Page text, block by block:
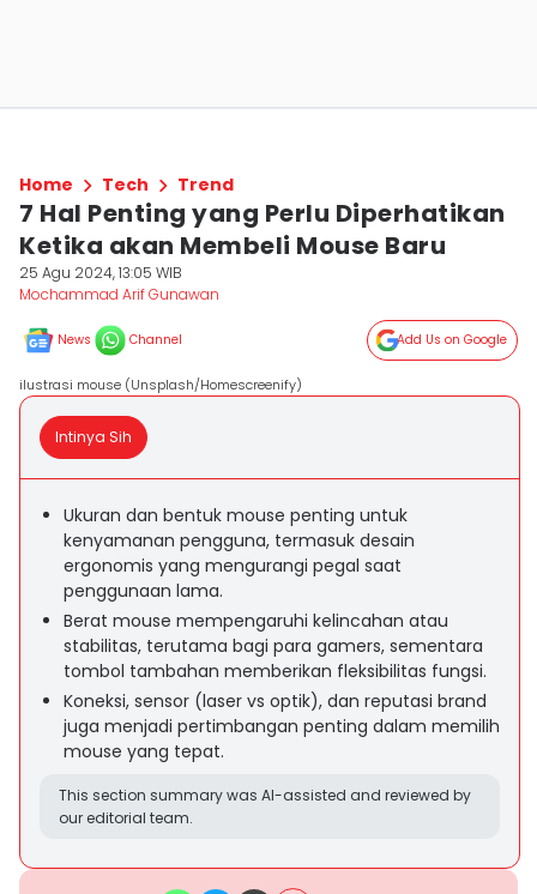
Home Tech Trend
7 Hal Penting yang Perlu Diperhatikan
Ketika akan Membeli Mouse Baru
25 Agu 2024, 13:05 WIB
Mochammad Arif Gunawan
News Channel Add Us on Google
ilustrasi mouse (Unsplash/Homescreenify)
Intinya Sih
Ukuran dan bentuk mouse penting untuk
kenyamanan pengguna, termasuk desain
ergonomis yang mengurangi pegal saat
penggunaan lama.
Berat mouse mempengaruhi kelincahan atau
stabilitas, terutama bagi para gamers, sementara
tombol tambahan memberikan fleksibilitas fungsi.
Koneksi, sensor (laser vs optik), dan reputasi brand
juga menjadi pertimbangan penting dalam memilih
mouse yang tepat.
This section summary was AI-assisted and reviewed by
our editorial team.